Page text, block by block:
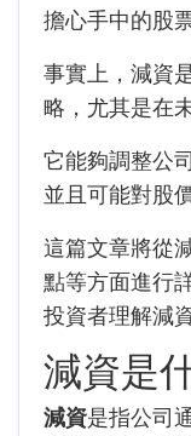
擔心手中的股
事實上，減資
略，尤其是在
它能夠調整公
並且可能對股
這篇文章將從
點等方面進行
投資者理解減
減資是
減資是指公司